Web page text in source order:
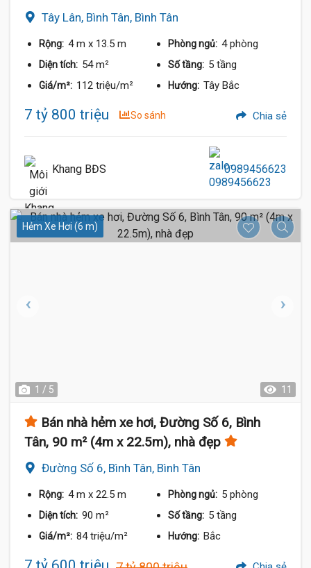
Tây Lân, Bình Tân, Bình Tân
Rộng: 4 m x 13.5 m Phòng ngủ: 4 phòng
Diện tích: 54 m² Số tầng: 5 tầng
Giá/m²: 112 triệu/m² Hướng: Tây Bắc
7 tỷ 800 triệu So sánh Chia sẻ
Khang BĐS 0989456623
Hẻm Xe Hơi (6 m)
1 / 5 11
Bán nhà hẻm xe hơi, Đường Số 6, Bình
Tân, 90 m² (4m x 22.5m), nhà đẹp
Đường Số 6, Bình Tân, Bình Tân
Rộng: 4 m x 22.5 m Phòng ngủ: 5 phòng
Diện tích: 90 m² Số tầng: 5 tầng
Giá/m²: 84 triệu/m² Hướng: Bắc